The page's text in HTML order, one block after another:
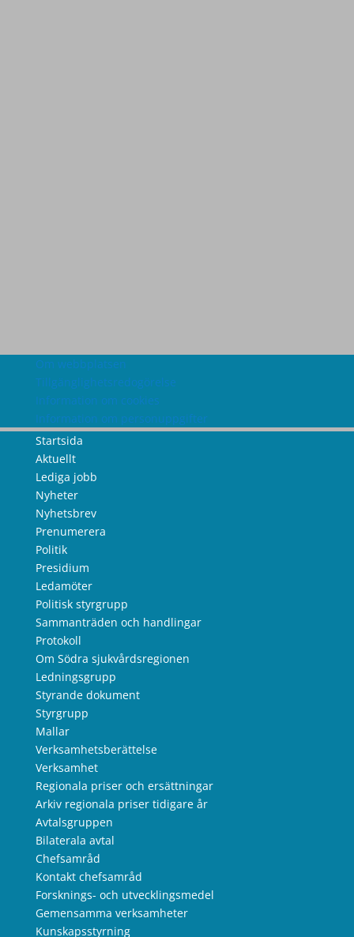
Om webbplatsen
Tillgänglighetsredogörelse
Information om cookies
Information om personuppgifter
Startsida
Aktuellt
Lediga jobb
Nyheter
Nyhetsbrev
Prenumerera
Politik
Presidium
Ledamöter
Politisk styrgrupp
Sammanträden och handlingar
Protokoll
Om Södra sjukvårdsregionen
Ledningsgrupp
Styrande dokument
Styrgrupp
Mallar
Verksamhetsberättelse
Verksamhet
Regionala priser och ersättningar
Arkiv regionala priser tidigare år
Avtalsgruppen
Bilaterala avtal
Chefsamråd
Kontakt chefsamråd
Forsknings- och utvecklingsmedel
Gemensamma verksamheter
Kunskapsstyrning